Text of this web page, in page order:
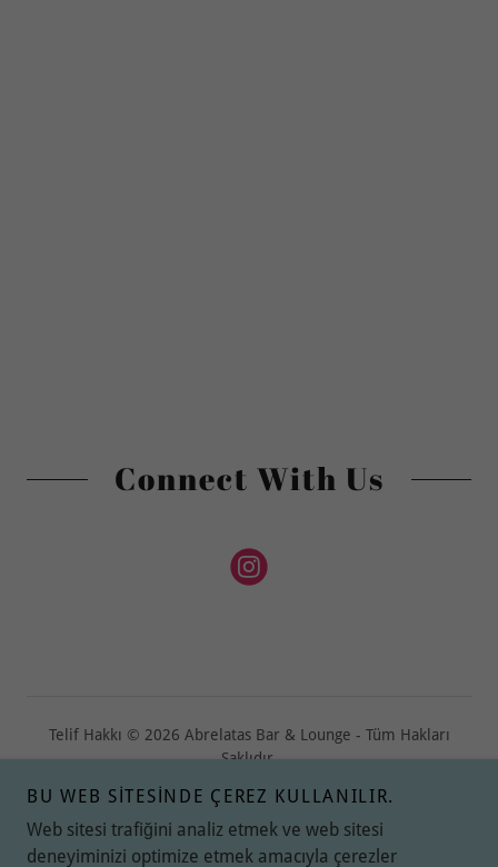
Connect With Us
Telif Hakkı © 2026 Abrelatas Bar & Lounge - Tüm Hakları
Saklıdır.
Destekli
BU WEB SITESINDE ÇEREZ KULLANILIR.
Web sitesi trafiğini analiz etmek ve web sitesi
deneyiminizi optimize etmek amacıyla çerezler